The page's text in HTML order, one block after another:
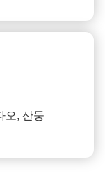
오, 산둥